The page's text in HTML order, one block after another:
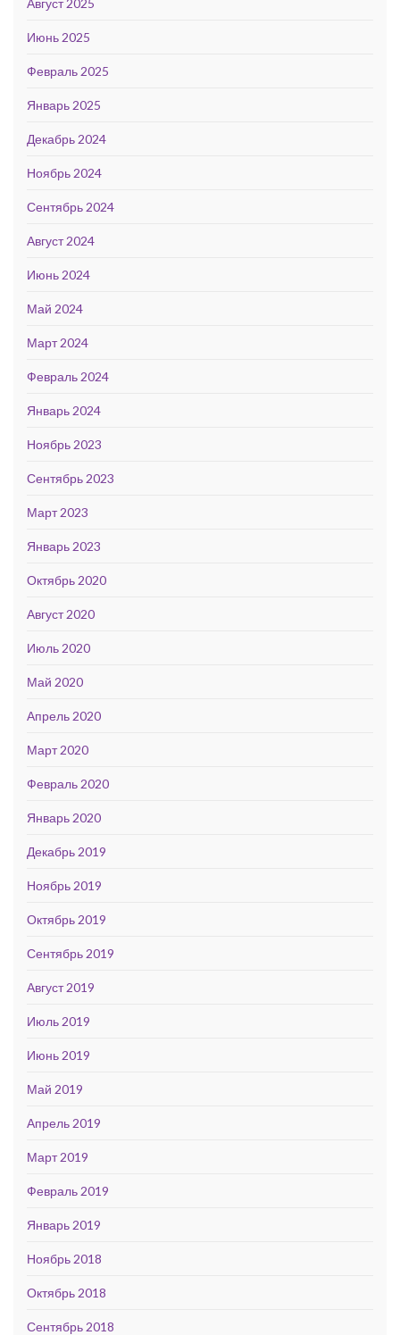
Август 2025
Июнь 2025
Февраль 2025
Январь 2025
Декабрь 2024
Ноябрь 2024
Сентябрь 2024
Август 2024
Июнь 2024
Май 2024
Март 2024
Февраль 2024
Январь 2024
Ноябрь 2023
Сентябрь 2023
Март 2023
Январь 2023
Октябрь 2020
Август 2020
Июль 2020
Май 2020
Апрель 2020
Март 2020
Февраль 2020
Январь 2020
Декабрь 2019
Ноябрь 2019
Октябрь 2019
Сентябрь 2019
Август 2019
Июль 2019
Июнь 2019
Май 2019
Апрель 2019
Март 2019
Февраль 2019
Январь 2019
Ноябрь 2018
Октябрь 2018
Сентябрь 2018